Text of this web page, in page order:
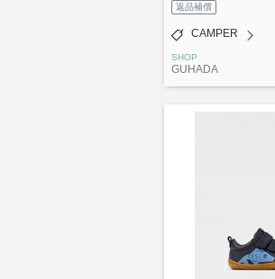
返品補償
CAMPER
SHOP
GUHADA